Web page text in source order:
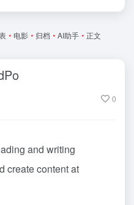
• 电影 • 归档 • AI助手 • 正文
0
and writing
create content at